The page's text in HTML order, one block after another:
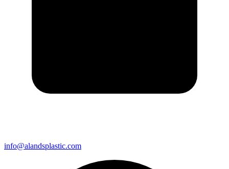
info@alandsplastic.com